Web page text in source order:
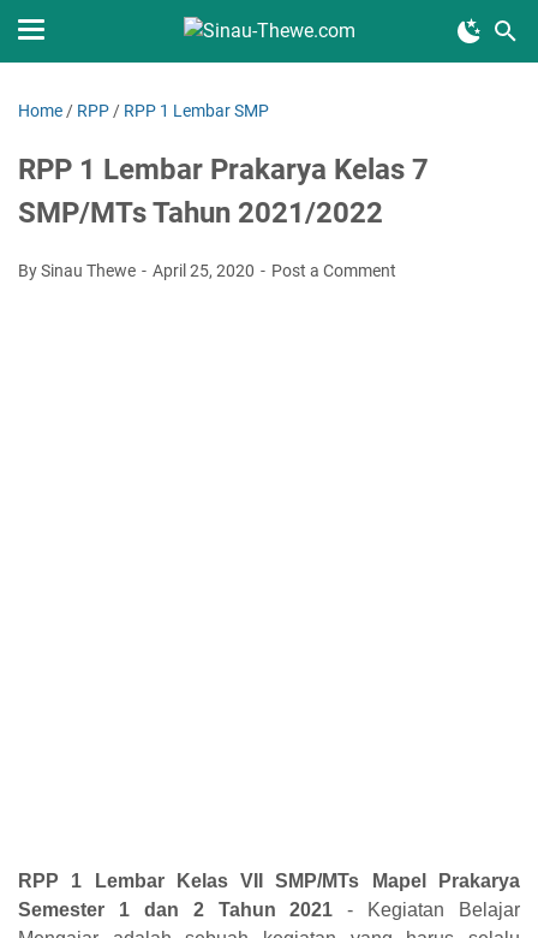
Home / RPP / RPP 1 Lembar SMP
RPP 1 Lembar Prakarya Kelas 7
SMP/MTs Tahun 2021/2022
By Sinau Thewe April 25, 2020 Post a Comment
RPP 1 Lembar Kelas VII SMP/MTs Mapel Prakarya
Semester 1 dan 2 Tahun2021 - Kegiatan Belajar